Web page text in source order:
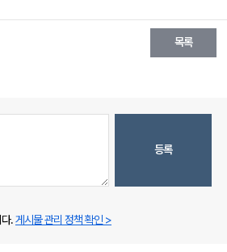
목록
등록
.게시물 관리 정책 확인 >